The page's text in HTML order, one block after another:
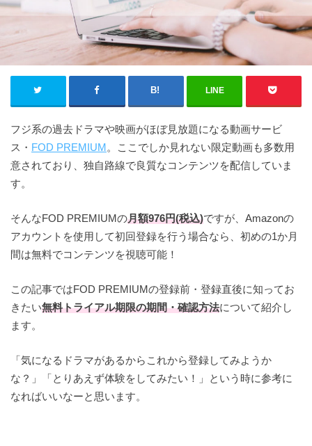
LINE
フジ系の過去ドラマや映画がほぼ見放題になる動画サービ
ス・ FOD PREMIUM。ここでしか見れない限定動画も多数用
意されており、独自路線で良質なコンテンツを配信していま
す。
そんなFOD PREMIUMの月額976円(税込)ですが、Amazonの
アカウントを使用して初回登録を行う場合なら、初めの1か月
間は無料でコンテンツを視聴可能！
この記事ではFOD PREMIUMの登録前・登録直後に知ってお
きたい無料トライアル期限の期間・確認方法について紹介し
ます。
「気になるドラマがあるからこれから登録してみようか
な？」「とりあえず体験をしてみたい！」という時に参考に
なればいいなーと思います。